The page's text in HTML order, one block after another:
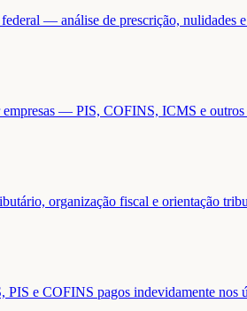
— análise de prescrição, nulidades e
— PIS, COFINS, ICMS e
organização fiscal e orientação
e COFINS pagos indevidamente nos